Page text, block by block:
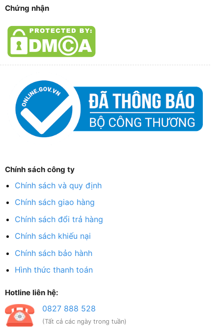
Chứng nhận
Chính sách công ty
Chính sách và quy định
Chính sách giao hàng
Chính sách đổi trả hàng
Chính sách khiếu nại
Chính sách bảo hành
Hình thức thanh toán
Hotline liên hệ:
0827 888 528
(Tất cả các ngày trong tuần)